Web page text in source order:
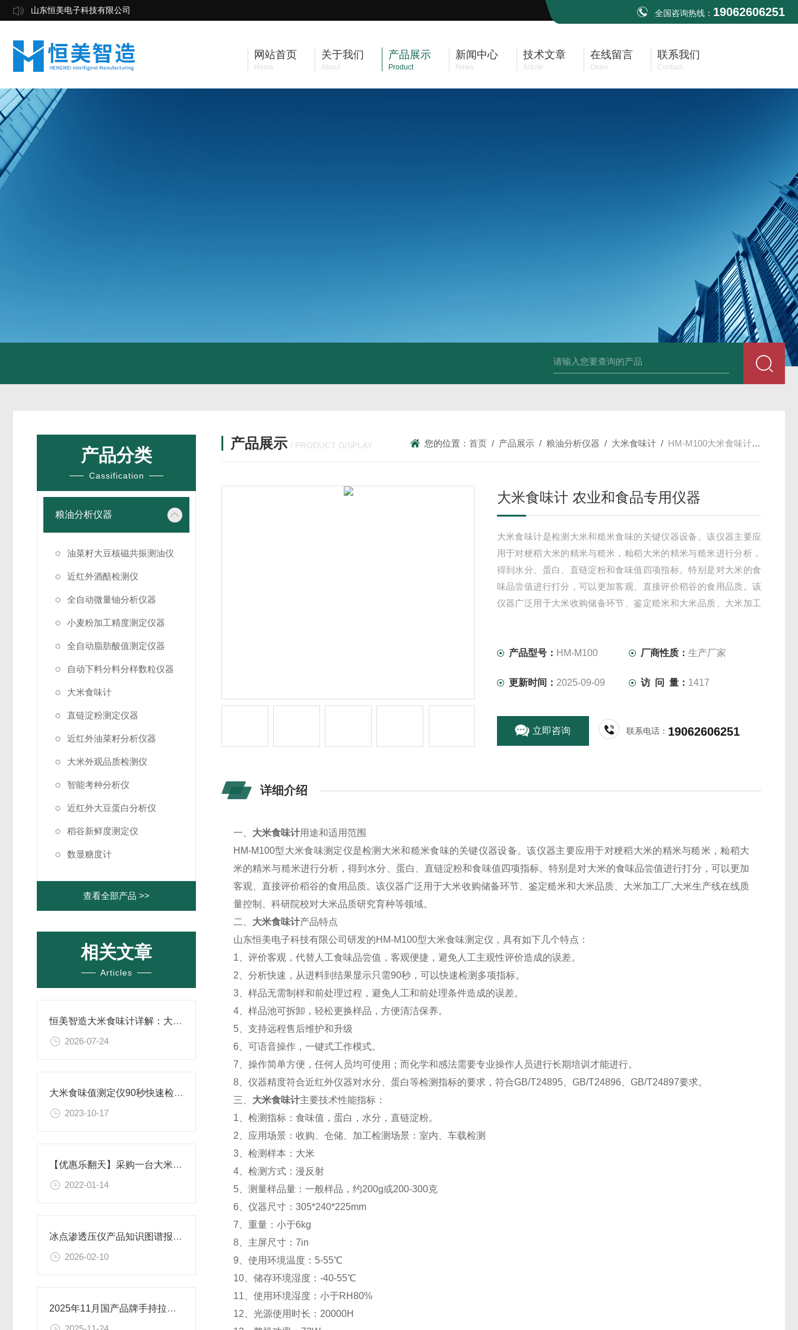
山东恒美电子科技有限公司 全国咨询热线： 19062606251
网站首页
Home
关于我们
About
产品展示
Product
新闻中心
News
技术文章
Article
在线留言
Order
联系我们
Contact
产品分类
Cassification
粮油分析仪器
油菜籽大豆核磁共振测油仪
近红外酒醅检测仪
全自动微量铀分析仪器
小麦粉加工精度测定仪器
全自动脂肪酸值测定仪器
自动下料分料分样数粒仪器
大米食味计
直链淀粉测定仪器
近红外油菜籽分析仪器
大米外观品质检测仪
智能考种分析仪
近红外大豆蛋白分析仪
稻谷新鲜度测定仪
数显糖度计
查看全部产品 >>
相关文章
Articles
恒美智造大米食味计详解：大米食味检测仪原理、应用场景与检测优势全梳理
2026-07-24
大米食味值测定仪90秒快速检测分析【触摸屏幕】
2023-10-17
【优惠乐翻天】采购一台大米食味计多少钱一台@2022推荐HM-LY型
2022-01-14
冰点渗透压仪产品知识图谱报告书 恒美智造全文解析
2026-02-10
2025年11月国产品牌手持拉曼光谱仪排行榜揭晓-恒美智造登顶
产品展示 / PRODUCT DISPLAY 您的位置：首页 / 产品展示 /粮油分析仪器 / 大米食味计 / HM-M100大米食味计 农业和食品专用仪器
大米食味计 农业和食品专用仪器
大米食味计是检测大米和糙米食味的关键仪器设备。该仪器主要应
用于对粳稻大米的精米与糙米，籼稻大米的精米与糙米进行分析，
得到水分、蛋白、直链淀粉和食味值四项指标。特别是对大米的食
味品尝值进行打分，可以更加客观、直接评价稻谷的食用品质。该
仪器广泛用于大米收购储备环节、鉴定糙米和大米品质、大米加工
产品型号： HM-M100 厂商性质：生产厂家
更新时间： 2025-09-09 访 问 量： 1417
立即咨询 联系电话： 19062606251
详细介绍
一、 大米食味计用途和适用范围
HM-M100型大米食味测定仪是检测大米和糙米食味的关键仪器设备。该仪器主要应用于对粳稻大米的精米与糙米，籼稻大
米的精米与糙米进行分析，得到水分、蛋白、直链淀粉和食味值四项指标。特别是对大米的食味品尝值进行打分，可以更加
客观、直接评价稻谷的食用品质。该仪器广泛用于大米收购储备环节、鉴定糙米和大米品质、大米加工厂,大米生产线在线质
量控制、科研院校对大米品质研究育种等领域。
二、 大米食味计产品特点
山东恒美电子科技有限公司研发的HM-M100型大米食味测定仪，具有如下几个特点：
1、评价客观，代替人工食味品尝值，客观便捷，避免人工主观性评价造成的误差。
2、分析快速，从进料到结果显示只需90秒，可以快速检测多项指标。
3、样品无需制样和前处理过程，避免人工和前处理条件造成的误差。
4、样品池可拆卸，轻松更换样品，方便清洁保养。
5、支持远程售后维护和升级
6、可语音操作，一键式工作模式。
7、操作简单方便，任何人员均可使用；而化学和感法需要专业操作人员进行长期培训才能进行。
8、仪器精度符合近红外仪器对水分、蛋白等检测指标的要求，符合GB/T24895、GB/T24896、GB/T24897要求。
三、 大米食味计主要技术性能指标：
1、检测指标：食味值，蛋白，水分，直链淀粉。
2、应用场景：收购、仓储、加工检测场景：室内、车载检测
3、检测样本：大米
4、检测方式：漫反射
5、测量样品量：一般样品，约200g或200-300克
6、仪器尺寸：305*240*225mm
7、重量：小于6kg
8、主屏尺寸：7in
9、使用环境温度：5-55℃
10、储存环境湿度：-40-55℃
11、使用环境湿度：小于RH80%
12、光源使用时长：20000H